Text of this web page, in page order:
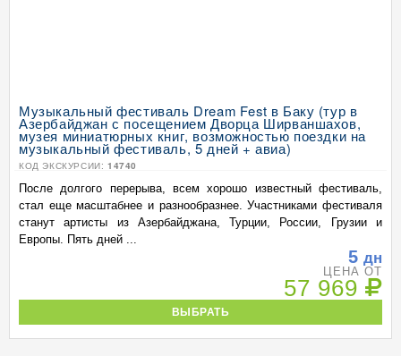
Музыкальный фестиваль Dream Fest в Баку (тур в
Азербайджан с посещением Дворца Ширваншахов,
музея миниатюрных книг, возможностью поездки на
музыкальный фестиваль, 5 дней + авиа)
КОД ЭКСКУРСИИ: 14740
После долгого перерыва, всем хорошо известный фестиваль,
стал еще масштабнее и разнообразнее. Участниками фестиваля
станут артисты из Азербайджана, Турции, России, Грузии и
Европы. Пять дней ...
5 дн
ЦЕНА ОТ
57 969
ВЫБРАТЬ